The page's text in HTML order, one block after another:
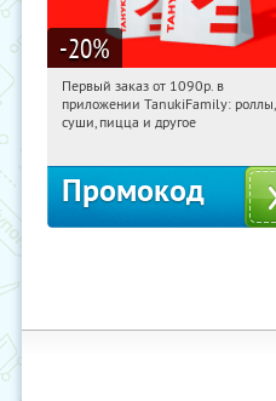
-20%
16:51:03 Получили:
Россия
Первый заказ от 1090р. в
приложении TanukiFamily: роллы,
суши, пицца и другое
Промокод